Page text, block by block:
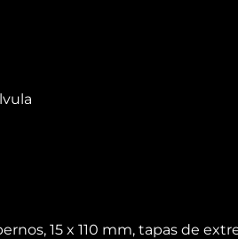
15 x 110 mm, tapas de